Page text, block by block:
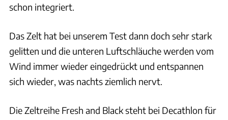
schon integriert.
Das Zelt hat bei unserem Test dann doch sehr stark
gelitten und die unteren Luftschläuche werden vom
Wind immer wieder eingedrückt und entspannen
sich wieder, was nachts ziemlich nervt.
Die Zeltreihe Fresh and Black steht bei Decathlon für